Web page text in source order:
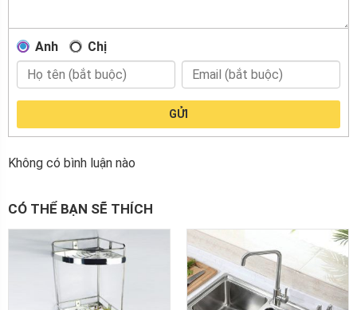
Anh Chị
GỬI
Không có bình luận nào
CÓ THỂ BẠN SẼ THÍCH